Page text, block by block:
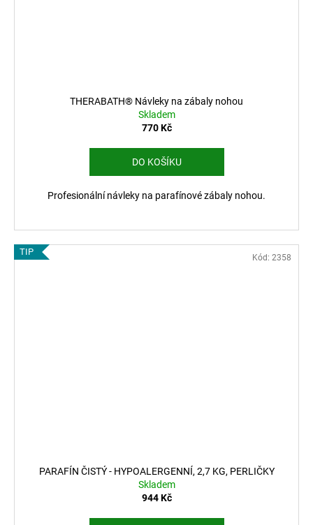
THERABATH® Návleky na zábaly nohou
Skladem
770 Kč
DO KOŠÍKU
Profesionální návleky na parafínové zábaly nohou.
TIP
PARAFÍN ČISTÝ - HYPOALERGENNÍ, 2,7 KG, PERLIČKY
Skladem
944 Kč
Kód: 2358